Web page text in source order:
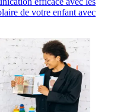
de votre enfant avec